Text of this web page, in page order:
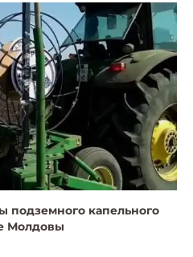
капельного
Молдовы